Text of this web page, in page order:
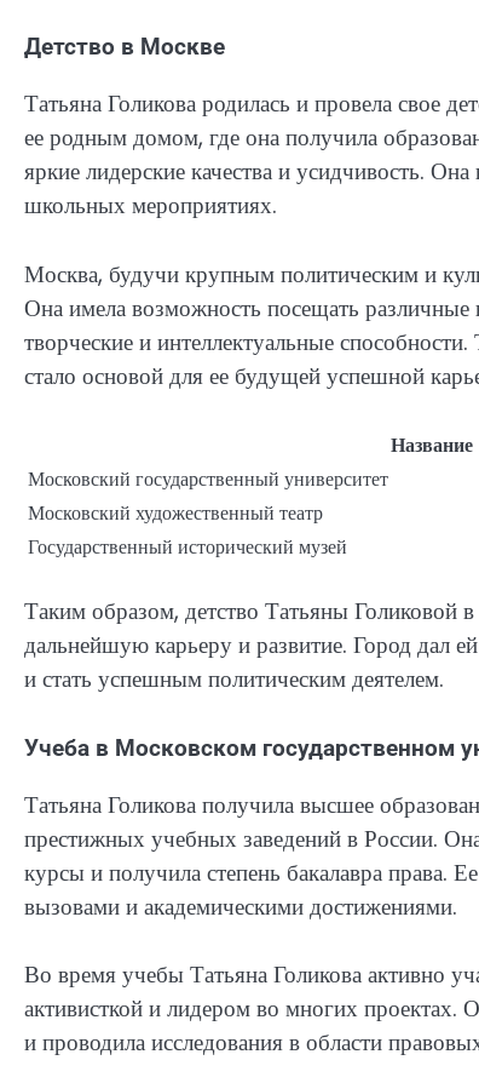
Детство в Москве
Татьяна Голикова родилась и провела свое
ее родным домом, где она получила
яркие лидерские качества и усидчивость.
школьных мероприятиях.
Москва, будучи крупным политическим и
Она имела возможность посещать различные
творческие и интеллектуальные
стало основой для ее будущей успешной
Название
Московский государственный университет
Московский художественный театр
Государственный исторический музей
Таким образом, детство Татьяны
дальнейшую карьеру и развитие. Город дал
и стать успешным политическим деятелем.
Учеба в Московском государственном
Татьяна Голикова получила высшее
престижных учебных заведений в России.
курсы и получила степень бакалавра
вызовами и академическими достижениями.
Во время учебы Татьяна Голикова активно
активисткой и лидером во многих проектах.
и проводила исследования в области